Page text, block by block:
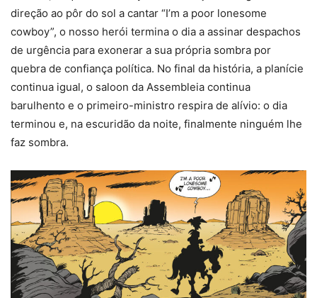
direção ao pôr do sol a cantar “I’m a poor lonesome
cowboy”, o nosso herói termina o dia a assinar despachos
de urgência para exonerar a sua própria sombra por
quebra de confiança política. No final da história, a planície
continua igual, o saloon da Assembleia continua
barulhento e o primeiro-ministro respira de alívio: o dia
terminou e, na escuridão da noite, finalmente ninguém lhe
faz sombra.